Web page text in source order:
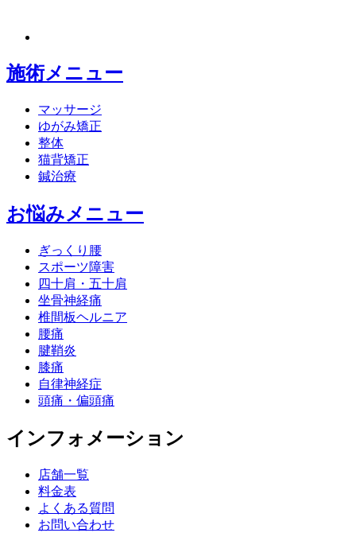
施術メニュー
マッサージ
ゆがみ矯正
整体
猫背矯正
鍼治療
お悩みメニュー
ぎっくり腰
スポーツ障害
四十肩・五十肩
坐骨神経痛
椎間板ヘルニア
腰痛
腱鞘炎
膝痛
自律神経症
頭痛・偏頭痛
インフォメーション
店舗一覧
料金表
よくある質問
お問い合わせ